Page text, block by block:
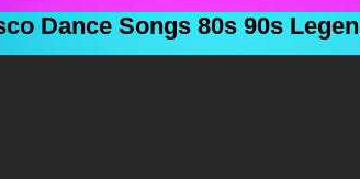
Dance Songs 80s 90s